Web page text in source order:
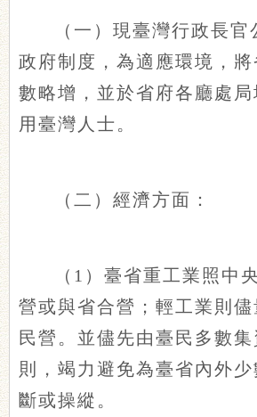
（一）現臺灣行政長
政府制度，為適應環境，將
數略增，並於省府各廳處局
用臺灣人士。
（二）經濟方面：
（1）臺省重工業照中
營或與省合營；輕工業則
民營。並儘先由臺民多數
則，竭力避免為臺省內外
斷或操縱。